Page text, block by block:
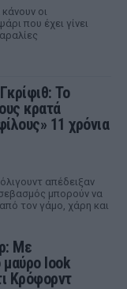
οι
που έχει γίνει
Το
κρατά
11 χρόνια
απέδειξαν
μπορούν να
τον γάμο, χάρη και
Με
μαύρο look
Κρόφορντ